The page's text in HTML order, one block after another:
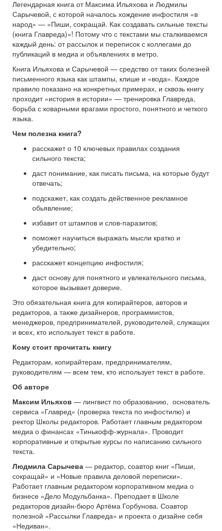
Легендарная книга от Максима Ильяхова и Людмилы
Сарычевой, с которой началось хождение инфостиля «в
народ» — «Пиши, сокращай. Как создавать сильные тексты
(книга Главреда)»! Потому что с текстами мы сталкиваемся
каждый день: от рассылок и переписок с коллегами до
публикаций в медиа и объявлениях в метро.
Книга Ильяхова и Сарычевой — средство от таких болезней
письменного языка как штампы, клише и «вода». Каждое
правило показано на конкретных примерах, и сквозь книгу
проходит «история в истории» — тренировка Главреда,
борьба с коварными врагами простого, понятного и четкого
языка.
Чем полезна книга?
расскажет о 10 ключевых правилах создания
сильного текста;
даст понимание, как писать письма, на которые будут
отвечать;
подскажет, как создать действенное рекламное
обьявление;
избавит от штампов и слов-паразитов;
поможет научиться выражать мысли кратко и
убедительно;
расскажет концепцию инфостиля;
даст основу для понятного и увлекательного письма,
которое вызывает доверие.
Это обязательная книга для копирайтеров, авторов и
редакторов, а также дизайнеров, программистов,
менеджеров, предпринимателей, руководителей, служащих
и всех, кто использует текст в работе.
Кому стоит прочитать книгу
Редакторам, копирайтерам, предпринимателям,
руководителям — всем тем, кто использует текст в работе.
Об авторе
Максим Ильяхов — лингвист по образованию, основатель
сервиса «Главред» (проверка текста по инфостилю) и
ректор Школы редакторов. Работает главным редактором
медиа о финансах «Тинькофф-журнала». Проводит
корпоративные и открытые курсы по написанию сильного
текста.
Людмила Сарычева — редактор, соавтор книг «Пиши,
сокращай» и «Новые правила деловой переписки».
Работает главным редактором корпоративном медиа о
бизнесе «Дело Модульбанка». Преподает в Школе
редакторов дизайн-бюро Артёма Горбунова. Соавтор
полезной «Рассылки Главреда» и проекта о дизайне себя
«Недиван».